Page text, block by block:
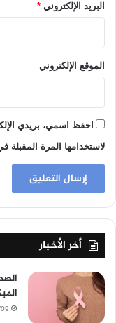
البريد الإلكتروني *
الموقع الإلكتروني
احفظ اسمي، بريدي
لاستخدامها المرة المقبلة
أخر الأخبار